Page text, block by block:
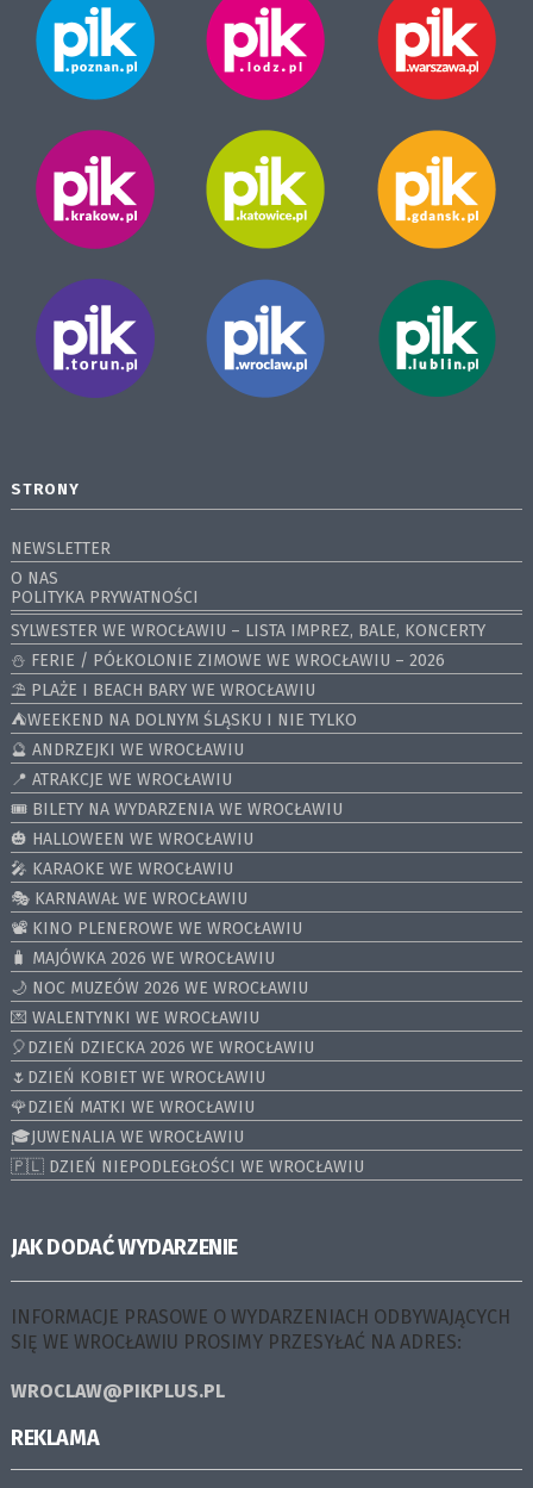
STRONY
NEWSLETTER
O NAS
POLITYKA PRYWATNOŚCI
SYLWESTER WE WROCŁAWIU – LISTA IMPREZ, BALE, KONCERTY
⛄️ FERIE / PÓŁKOLONIE ZIMOWE WE WROCŁAWIU – 2026
⛱️ PLAŻE I BEACH BARY WE WROCŁAWIU
⛺️WEEKEND NA DOLNYM ŚLĄSKU I NIE TYLKO
🔮 ANDRZEJKI WE WROCŁAWIU
📍 ATRAKCJE WE WROCŁAWIU
🎟️ BILETY NA WYDARZENIA WE WROCŁAWIU
🎃 HALLOWEEN WE WROCŁAWIU
🎤 KARAOKE WE WROCŁAWIU
🎭 KARNAWAŁ WE WROCŁAWIU
📽️ KINO PLENEROWE WE WROCŁAWIU
🧳 MAJÓWKA 2026 WE WROCŁAWIU
🌙 NOC MUZEÓW 2026 WE WROCŁAWIU
💌 WALENTYNKI WE WROCŁAWIU
🎈DZIEŃ DZIECKA 2026 WE WROCŁAWIU
🌷DZIEŃ KOBIET WE WROCŁAWIU
🌹DZIEŃ MATKI WE WROCŁAWIU
🎓JUWENALIA WE WROCŁAWIU
🇵🇱 DZIEŃ NIEPODLEGŁOŚCI WE WROCŁAWIU
JAK DODAĆ WYDARZENIE
INFORMACJE PRASOWE O WYDARZENIACH ODBYWAJĄCYCH
SIĘ WE WROCŁAWIU PROSIMY PRZESYŁAĆ NA ADRES:
WROCLAW@PIKPLUS.PL
REKLAMA